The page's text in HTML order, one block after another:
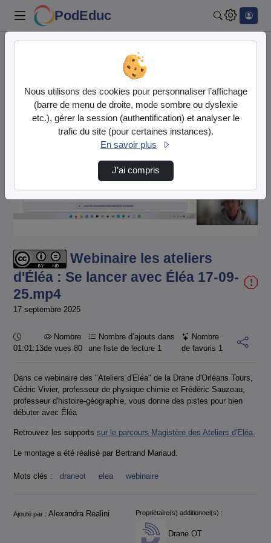
PodEduc
Webinaire les ateliers d'Éléa : Se lancer av…
Lire
la
Webinaire les ateliers
d'Éléa : Se lancer avec Éléa 17-09-
25.mp4
17 septembre 2025
Durée :
01:01:13
Nombre
de vues 80
Nombre d’ajouts dans
une liste de lecture 1
Nombre
de favoris 1
Dans ce webinaire des "Ateliers d'Eléa" de la Drane d'Orléans Tours,
Cédric Vivier, professeur de physique-chimie et Frédéric Sauzeau,
professeur d'histoire-géographie, vous donne des pistes pour bien
débuter avec Éléa
Retrouvez les supports sur le parcours Magistère des Ateliers d'Eléa.
Le montage a été réalisé par Bertrand Mariaud.
Mots clés : draneot elea webinaire
Informations
Ajouté par : Alexandra Realini Propriétaire(s) additionnel(s) :
Drane OT
Nous utilisons des cookies pour personnaliser l’affichage
(barre de menu de droite, mode sombre ou dyslexie
etc.), gérer la session (authentification) et analyser le
trafic du site (pour certaines instances).
En savoir plus
J’ai compris